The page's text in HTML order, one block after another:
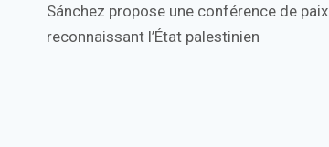
de
Sánchez propose une conférence de paix
reconnaissant l’État palestinien